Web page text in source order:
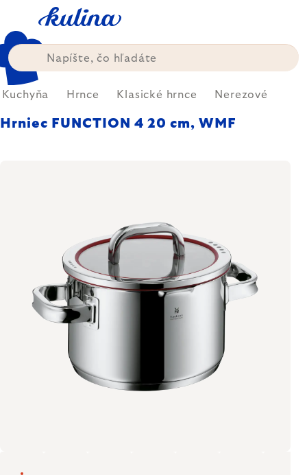
obsah
Kuchyňa Hrnce Klasické hrnce Nerezové
Hrniec FUNCTION 4 20 cm, WMF